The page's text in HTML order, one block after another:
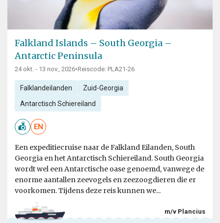
Falkland Islands – South Georgia –
Antarctic Peninsula
24 okt. - 13 nov., 2026•Reiscode: PLA21-26
Falklandeilanden Zuid-Georgia
Antarctisch Schiereiland
EN
Een expeditiecruise naar de Falkland Eilanden, South
Georgia en het Antarctisch Schiereiland. South Georgia
wordt wel een Antarctische oase genoemd, vanwege de
enorme aantallen zeevogels en zeezoogdieren die er
voorkomen. Tijdens deze reis kunnen we...
m/v Plancius